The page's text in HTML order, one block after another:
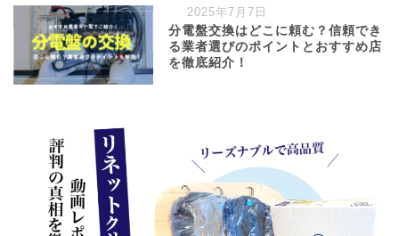
2025年7月7日
分電盤交換はどこに頼む？信頼でき
る業者選びのポイントとおすすめ店
を徹底紹介！